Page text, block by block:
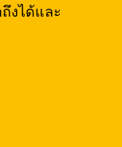
งได้และ